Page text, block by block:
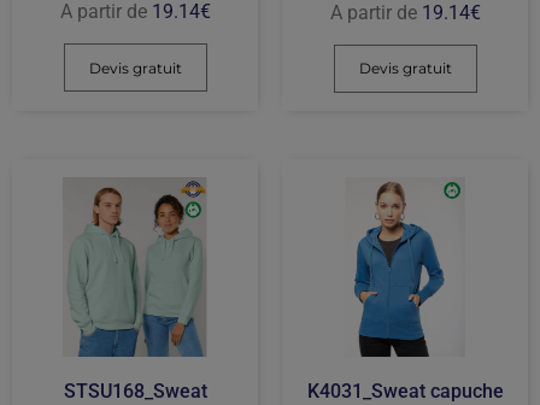
A partir de 19.14€
Devis gratuit
A partir de 19.14€
Devis gratuit
STSU168_Sweat
K4031_Sweat capuche